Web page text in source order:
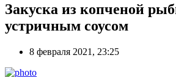
Закуска из копченой
устричным соусом
8 февраля 2021, 23:25